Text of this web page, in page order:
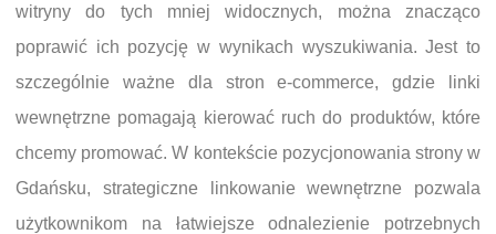
witryny do tych mniej widocznych, można znacząco
poprawić ich pozycję w wynikach wyszukiwania. Jest to
szczególnie ważne dla stron e-commerce, gdzie linki
wewnętrzne pomagają kierować ruch do produktów, które
chcemy promować. W kontekście pozycjonowania strony w
Gdańsku, strategiczne linkowanie wewnętrzne pozwala
użytkownikom na łatwiejsze odnalezienie potrzebnych